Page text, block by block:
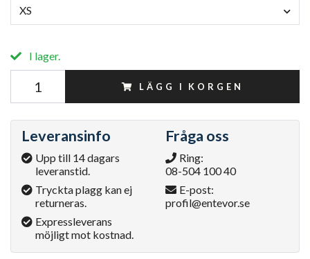
XS
I lager.
LÄGG I KORGEN
Leveransinfo
Upp till 14 dagars
leveranstid.
Tryckta plagg kan ej
returneras.
Expressleverans
möjligt mot kostnad.
Fråga oss
Ring:
08-504 100 40
E-post:
profil@entevor.se